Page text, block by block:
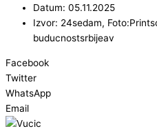
Datum: 05.11.2025
Izvor: 24sedam,
buducnostsrbijeav
Facebook
Twitter
WhatsApp
Email